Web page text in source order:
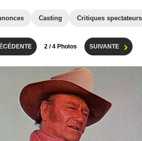
Casting Critiques spectateurs
2 / 4 Photos SUIVANTE